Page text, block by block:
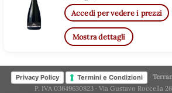
Accedi per vedere i prezzi
Mostra dettagli
Privacy Policy Termini e Condizioni ·
P. IVA 03649630823 · Via Gustavo Roccella